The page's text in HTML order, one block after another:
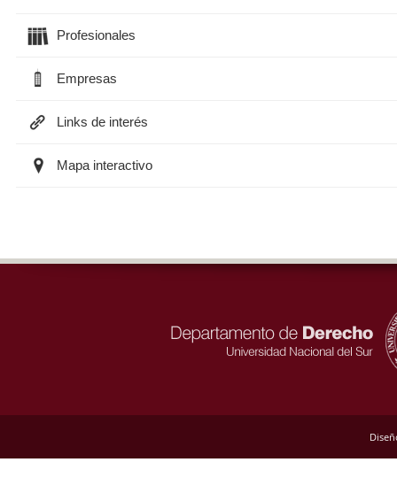
Profesionales
Empresas
Links de interés
Mapa interactivo